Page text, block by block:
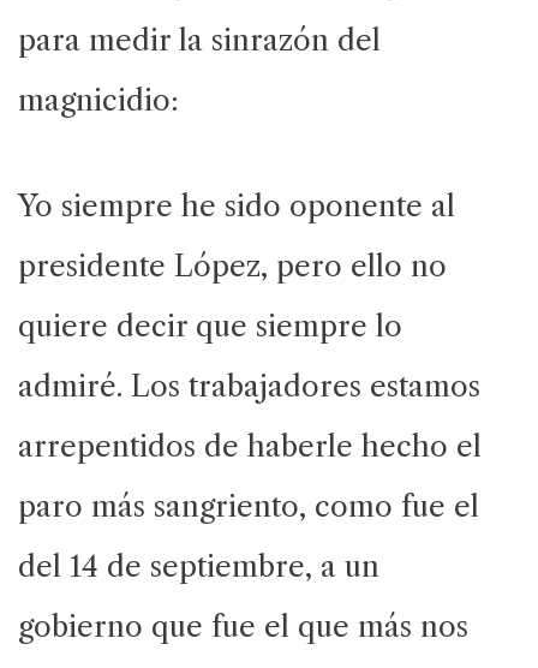
para medir la sinrazón del
magnicidio:
Yo siempre he sido oponente al
presidente López, pero ello no
quiere decir que siempre lo
admiré. Los trabajadores estamos
arrepentidos de haberle hecho el
paro más sangriento, como fue el
del 14 de septiembre, a un
gobierno que fue el que más nos